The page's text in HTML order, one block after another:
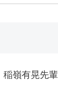
嶺有晃先輩